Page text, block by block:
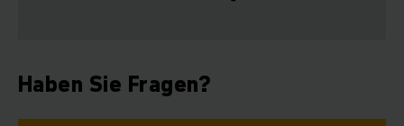
Haben Sie Fragen?